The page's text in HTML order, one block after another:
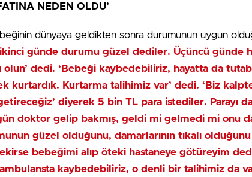
NEDEN OLDU’
dünyaya geldikten sonra durumunun uygun
günde durumu güzel dediler. Üçüncü günde
olun’ dedi. ‘Bebeği kaybedebiliriz, hayatta da
kurtardık. Kurtarma talihimiz var’ dedi. ‘Biz
diyerek 5 bin TL para istediler. Parayı
doktor gelip bakmış, geldi mi gelmedi mi onu
güzel olduğunu, damarlarının tıkalı
bebeğimi alıp öteki hastaneye götüreyim
kaybedebiliriz, o denli bir talihimiz da